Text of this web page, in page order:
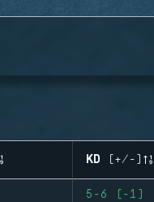
KD (+/-)
5-6 (-1)